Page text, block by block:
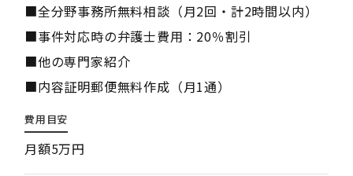
■全分野事務所無料相談（月2回・計2時間以内）
■事件対応時の弁護士費用：20％割引
■他の専門家紹介
■内容証明郵便無料作成（月1通）
費用目安
月額5万円